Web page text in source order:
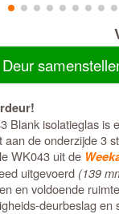
Deur
Blank isolatieglas is
de onderzijde 3
WK043 uit de
uitgevoerd (139
en voldoende
deurbeslag en